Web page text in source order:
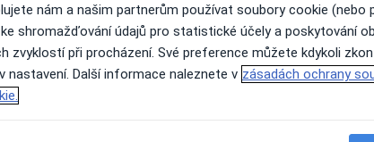
nám a našim partnerům používat soubory cookie (nebo
shromažďování údajů pro statistické účely a poskytování
zvyklostí při procházení. Své preference můžete kdykoli
nastavení. Další informace naleznete v zásadách ochrany